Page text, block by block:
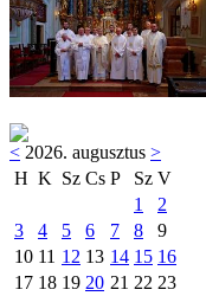
< 2026. augusztus >
H K Sz Cs P Sz V
1
2
3
4 5 6 7 8
9
10 11 12 13 14 15 16
17 18 19 20 21 22 23